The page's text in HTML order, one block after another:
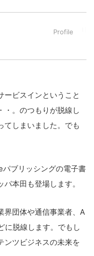
ビスインということ
・。のつもりが脱線し
てしまいました。でも
ブリッシングの電子書
本田も登場します。
団体や通信事業者、A
に脱線します。でもし
ンツビジネスの未来を